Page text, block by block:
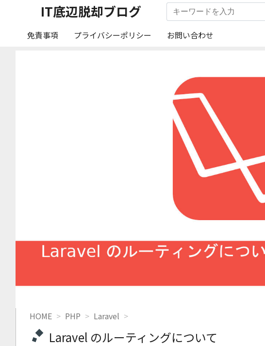
IT底辺脱却ブログ
免責事項 プライバシーポリシー お問い合わせ
HOME PHP Laravel
Laravel のルーティングについて